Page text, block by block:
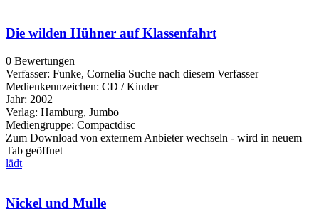
Die wilden Hühner auf Klassenfahrt
0 Bewertungen
Verfasser: Funke, Cornelia Suche nach diesem Verfasser
Medienkennzeichen: CD / Kinder
Jahr: 2002
Verlag: Hamburg, Jumbo
Mediengruppe: Compactdisc
Zum Download von externem Anbieter wechseln - wird in neuem
Tab geöffnet
lädt
Nickel und Mulle